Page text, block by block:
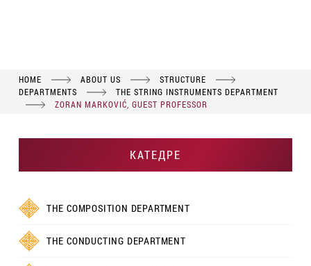
HOME ABOUT US
STRUCTURE
DEPARTMENTS
THE STRING INSTRUMENTS DEPARTMENT
ZORAN MARKOVIĆ, GUEST PROFESSOR
КАТЕДРЕ
THE COMPOSITION DEPARTMENT
THE CONDUCTING DEPARTMENT